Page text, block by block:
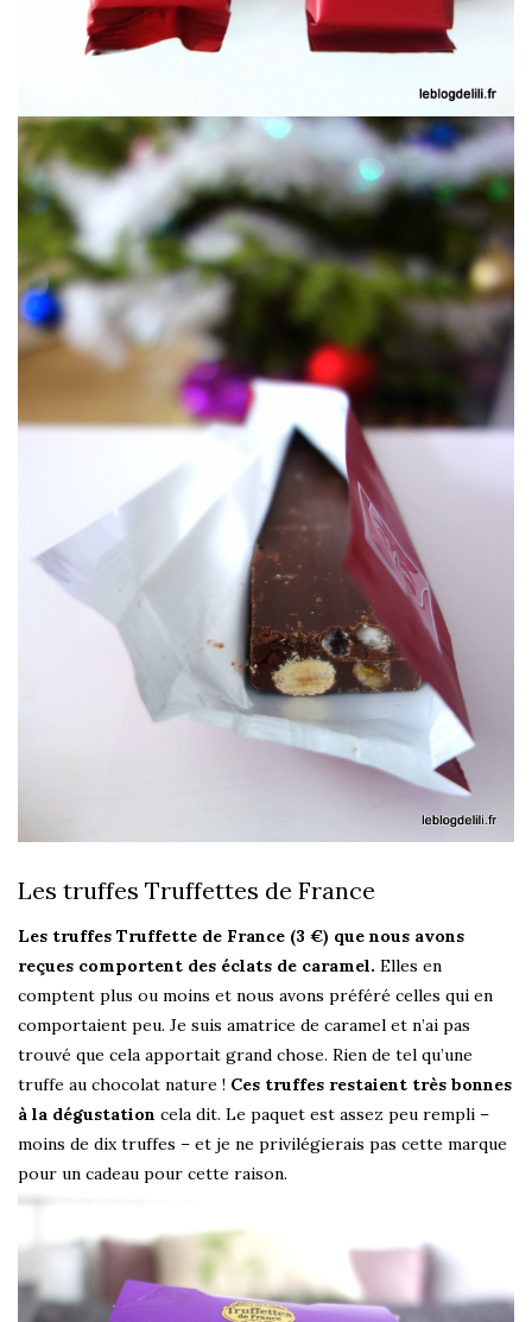
Les truffes Truffettes de France
Les truffes Truffette de France (3 €) que nous avons
reçues comportent des éclats de caramel. Elles en
comptent plus ou moins et nous avons préféré celles qui en
comportaient peu. Je suis amatrice de caramel et n’ai pas
trouvé que cela apportait grand chose. Rien de tel qu’une
truffe au chocolat nature ! Ces truffes restaient très bonnes
à la dégustation cela dit. Le paquet est assez peu rempli –
moins de dix truffes – et je ne privilégierais pas cette marque
pour un cadeau pour cette raison.